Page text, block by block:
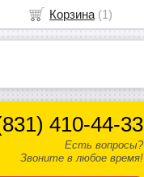
410-44-33
Есть вопросы?
Звоните в любое время!
Корзина (1)